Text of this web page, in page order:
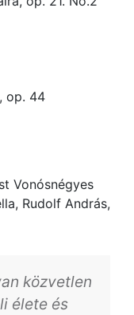
op. 44
Vonósnégyes
Rudolf András,
közvetlen
élete és